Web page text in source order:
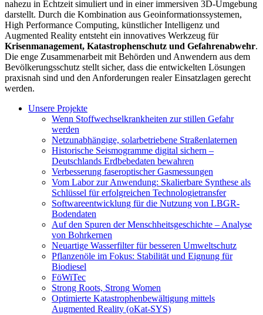
nahezu in Echtzeit simuliert und in einer immersiven 3D-Umgebung
darstellt. Durch die Kombination aus Geoinformationssystemen,
High Performance Computing, künstlicher Intelligenz und
Augmented Reality entsteht ein innovatives Werkzeug für
Krisenmanagement, Katastrophenschutz und Gefahrenabwehr.
Die enge Zusammenarbeit mit Behörden und Anwendern aus dem
Bevölkerungsschutz stellt sicher, dass die entwickelten Lösungen
praxisnah sind und den Anforderungen realer Einsatzlagen gerecht
werden.
Unsere Projekte
Wenn Stoffwechselkrankheiten zur stillen Gefahr
werden
Netzunabhängige, solarbetriebene Straßenlaternen
Historische Seismogramme digital sichern –
Deutschlands Erdbebedaten bewahren
Verbesserung faseroptischer Gasmessungen
Vom Labor zur Anwendung: Skalierbare Synthese als
Schlüssel für erfolgreichen Technologietransfer
Softwareentwicklung für die Nutzung von LBGR-
Bodendaten
Auf den Spuren der Menschheitsgeschichte – Analyse
von Bohrkernen
Neuartige Wasserfilter für besseren Umweltschutz
Pflanzenöle im Fokus: Stabilität und Eignung für
Biodiesel
FöWiTec
Strong Roots, Strong Women
Optimierte Katastrophenbewältigung mittels
Augmented Reality (oKat-SYS)